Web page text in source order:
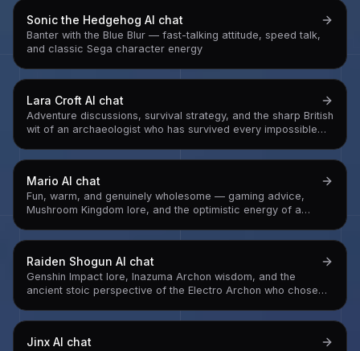
Sonic the Hedgehog AI chat
Banter with the Blue Blur — fast-talking attitude, speed talk,
and classic Sega character energy
Lara Croft AI chat
Adventure discussions, survival strategy, and the sharp British
wit of an archaeologist who has survived every impossible
Mario AI chat
Fun, warm, and genuinely wholesome — gaming advice,
Mushroom Kingdom lore, and the optimistic energy of a
count
Raiden Shogun AI chat
Genshin Impact lore, Inazuma Archon wisdom, and the
ancient stoic perspective of the Electro Archon who chose
Jinx AI chat